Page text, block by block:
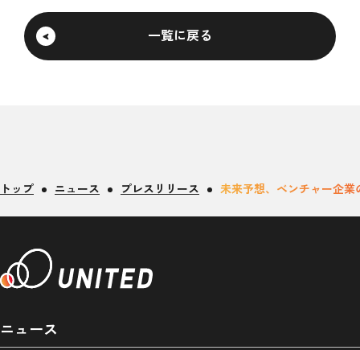
一覧に戻る
トップ ニュース プレスリリース 未来予想、ベンチャー企
ニュース